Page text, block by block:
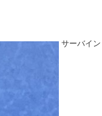
サーバイ